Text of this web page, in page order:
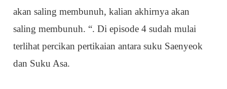
akan saling membunuh, kalian akhirnya akan
saling membunuh. “. Di episode 4 sudah mulai
terlihat percikan pertikaian antara suku Saenyeok
dan Suku Asa.